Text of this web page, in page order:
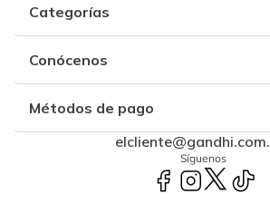
Categorías
Conócenos
Métodos de pago
Síguenos